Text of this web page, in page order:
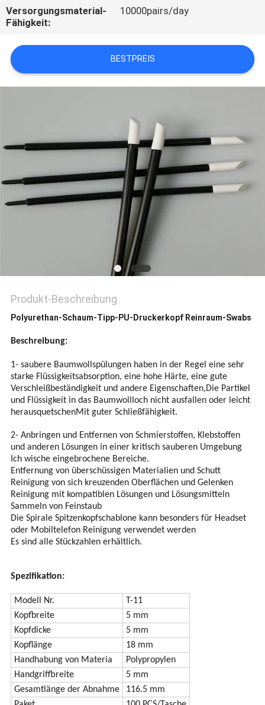
UNS
IN
VERBINDUNG
NACHRICHTEN
SIE
ZITAT
Versorgungsmaterial-
Fähigkeit:
10000pairs/day
BESTPREIS
Produkt-Beschreibung
Polyurethan-Schaum-Tipp-PU-Druckerkopf Reinraum-Swabs
Beschreibung:
1- saubere Baumwollspülungen haben in der Regel eine sehr
starke Flüssigkeitsabsorption, eine hohe Härte, eine gute
Verschleißbeständigkeit und andere Eigenschaften,Die Partikel
und Flüssigkeit in das Baumwollloch nicht ausfallen oder leicht
herausquetschenMit guter Schließfähigkeit.
2- Anbringen und Entfernen von Schmierstoffen, Klebstoffen
und anderen Lösungen in einer kritisch sauberen Umgebung
Ich wische eingebrochene Bereiche.
Entfernung von überschüssigen Materialien und Schutt
Reinigung von sich kreuzenden Oberflächen und Gelenken
Reinigung mit kompatiblen Lösungen und Lösungsmitteln
Sammeln von Feinstaub
Die Spirale Spitzenkopfschablone kann besonders für Headset
oder Mobiltelefon Reinigung verwendet werden
Es sind alle Stückzahlen erhältlich.
Spezifikation:
Modell Nr.
T-11
Kopfbreite
5 mm
Kopfdicke
5 mm
Kopflänge
18 mm
Handhabung von Materia
Polypropylen
Handgriffbreite
5 mm
Gesamtlänge der Abnahme
116.5 mm